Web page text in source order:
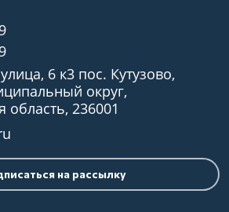
6 к3 пос. Кутузово,
округ,
область, 236001
на рассылку